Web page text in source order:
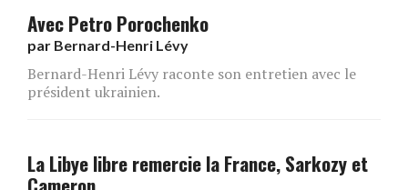
Avec Petro Porochenko
par Bernard-Henri Lévy
Bernard-Henri Lévy raconte son entretien avec le
président ukrainien.
La Libye libre remercie la France, Sarkozy et